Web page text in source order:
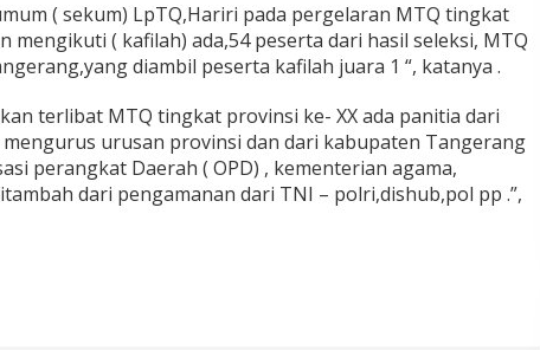
( sekum) LpTQ,Hariri pada pergelaran MTQ tingkat
mengikuti ( kafilah) ada,54 peserta dari hasil seleksi, MTQ
diambil peserta kafilah juara 1 “, katanya .
terlibat MTQ tingkat provinsi ke- XX ada panitia dari
urusan provinsi dan dari kabupaten Tangerang
perangkat Daerah ( OPD) , kementerian agama,
dari pengamanan dari TNI – polri,dishub,pol pp .”,